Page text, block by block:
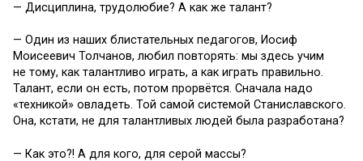
— Дисциплина, трудолюбие? А как же талант?
— Один из наших блистательных педагогов, Иосиф
Моисеевич Толчанов, любил повторять: мы здесь учим
не тому, как талантливо играть, а как играть правильно.
Талант, если он есть, потом прорвётся. Сначала надо
«техникой» овладеть. Той самой системой Станиславского.
Она, кстати, не для талантливых людей была разработана?
— Как это?! А для кого, для серой массы?